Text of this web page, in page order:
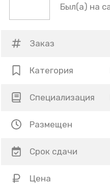
Был(а) на
Заказ
Категория
Специализация
Размещен
Срок сдачи
Цена